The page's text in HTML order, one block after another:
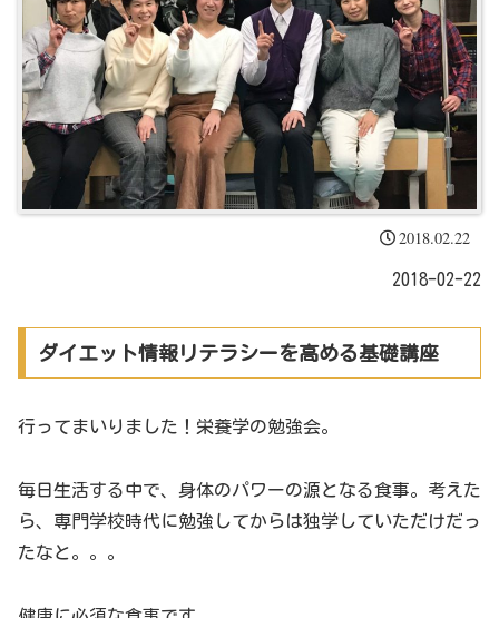
2018.02.22
2018-02-22
ダイエット情報リテラシーを高める基礎講座
行ってまいりました！栄養学の勉強会。
毎日生活する中で、身体のパワーの源となる食事。考えた
ら、専門学校時代に勉強してからは独学していただけだっ
たなと。。。